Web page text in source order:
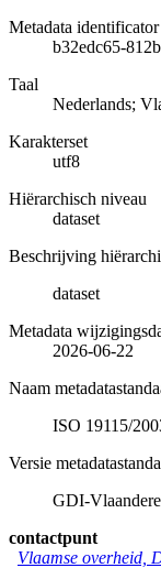
Metadata
b32edc65-
Taal
Nederlands;
Karakterset
utf8
Hiërarchisch niveau
dataset
Beschrijving
dataset
Metadata
2026-06-22
Naam
ISO 19115/
Versie
GDI-
contactpunt
Vlaamse overheid,